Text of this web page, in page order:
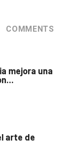
COMMENTS
mejora una
arte de